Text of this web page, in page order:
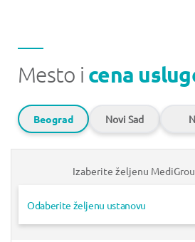
Mesto i cena
Beograd Novi Sad
Izaberite željenu
Odaberite željenu ustanovu